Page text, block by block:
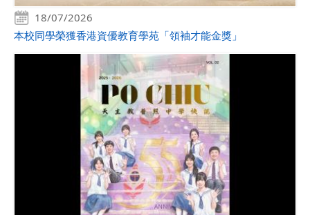
18/07/2026
本校同學榮獲香港資優教育學苑「領袖才能金獎」